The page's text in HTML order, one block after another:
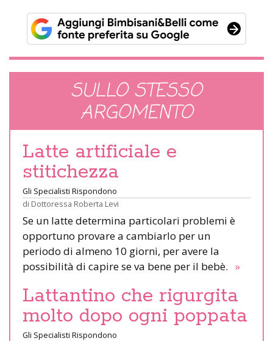
SULLO STESSO
ARGOMENTO
Latte artificiale e
stitichezza
Gli Specialisti Rispondono
di Dottoressa Roberta Levi
Se un latte determina particolari problemi è
opportuno provare a cambiarlo per un
periodo di almeno 10 giorni, per avere la
possibilità di capire se va bene per il bebè. »
Lattantino che rigurgita
molto dopo ogni poppata
Gli Specialisti Rispondono